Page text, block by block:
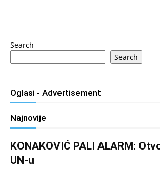
Search
Search
Oglasi - Advertisement
Najnovije
KONAKOVIĆ PALI ALARM:
UN-u